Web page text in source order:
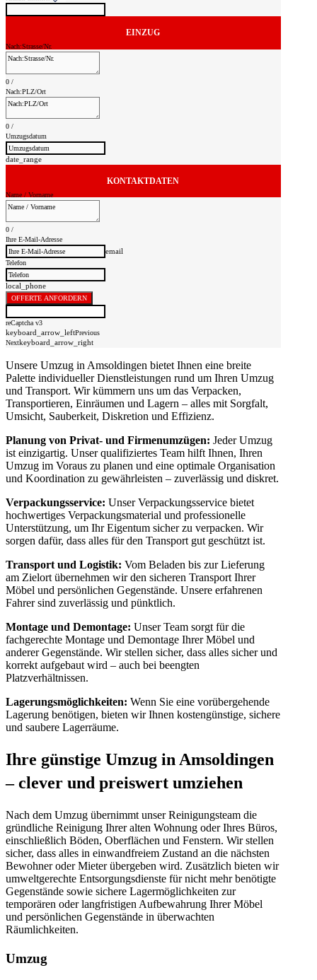
EINZUG
Nach:Strasse/Nr.
0 /
Nach:PLZ/Ort
0 /
Umzugsdatum
date_range
KONTAKTDATEN
Name / Vorname
0 /
Ihre E-Mail-Adresse
email
Telefon
local_phone
OFFERTE ANFORDERN
reCaptcha v3
keyboard_arrow_leftPrevious
Nextkeyboard_arrow_right
Unsere Umzug in Amsoldingen bietet Ihnen eine breite
Palette individueller Dienstleistungen rund um Ihren Umzug
und Transport. Wir kümmern uns um das Verpacken,
Transportieren, Einräumen und Lagern – alles mit Sorgfalt,
Umsicht, Sauberkeit, Diskretion und Effizienz.
Planung von Privat- und Firmenumzügen: Jeder Umzug
ist einzigartig. Unser qualifiziertes Team hilft Ihnen, Ihren
Umzug im Voraus zu planen und eine optimale Organisation
und Koordination zu gewährleisten – zuverlässig und diskret.
Verpackungsservice: Unser Verpackungsservice bietet
hochwertiges Verpackungsmaterial und professionelle
Unterstützung, um Ihr Eigentum sicher zu verpacken. Wir
sorgen dafür, dass alles für den Transport gut geschützt ist.
Transport und Logistik: Vom Beladen bis zur Lieferung
am Zielort übernehmen wir den sicheren Transport Ihrer
Möbel und persönlichen Gegenstände. Unsere erfahrenen
Fahrer sind zuverlässig und pünktlich.
Montage und Demontage: Unser Team sorgt für die
fachgerechte Montage und Demontage Ihrer Möbel und
anderer Gegenstände. Wir stellen sicher, dass alles sicher und
korrekt aufgebaut wird – auch bei beengten
Platzverhältnissen.
Lagerungsmöglichkeiten: Wenn Sie eine vorübergehende
Lagerung benötigen, bieten wir Ihnen kostengünstige, sichere
und saubere Lagerräume.
Ihre günstige Umzug in Amsoldingen
– clever und preiswert umziehen
Nach dem Umzug übernimmt unser Reinigungsteam die
gründliche Reinigung Ihrer alten Wohnung oder Ihres Büros,
einschließlich Böden, Oberflächen und Fenstern. Wir stellen
sicher, dass alles in einwandfreiem Zustand an die nächsten
Bewohner oder Mieter übergeben wird. Zusätzlich bieten wir
umweltgerechte Entsorgungsdienste für nicht mehr benötigte
Gegenstände sowie sichere Lagermöglichkeiten zur
temporären oder langfristigen Aufbewahrung Ihrer Möbel
und persönlichen Gegenstände in überwachten
Räumlichkeiten.
Umzug